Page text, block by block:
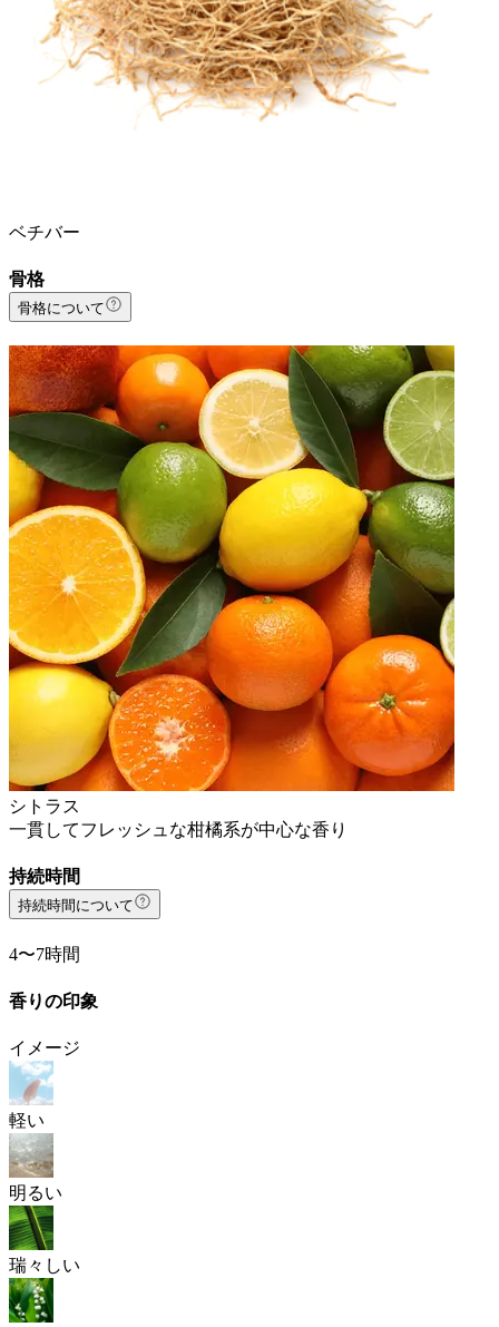
ベチバー
骨格
骨格について
シトラス
一貫してフレッシュな柑橘系が中心な香り
持続時間
持続時間について
4〜7時間
香りの印象
イメージ
軽い
明るい
瑞々しい